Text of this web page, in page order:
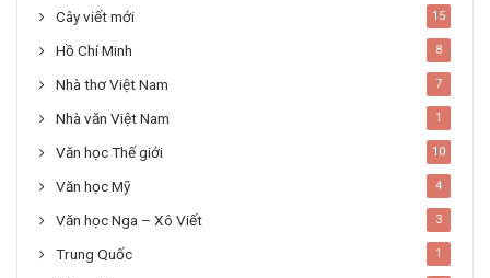
Cây viết mới 15
Hồ Chí Minh 8
Nhà thơ Việt Nam 7
Nhà văn Việt Nam 1
Văn học Thế giới 10
Văn học Mỹ 4
Văn học Nga – Xô Viết 3
Trung Quốc 1